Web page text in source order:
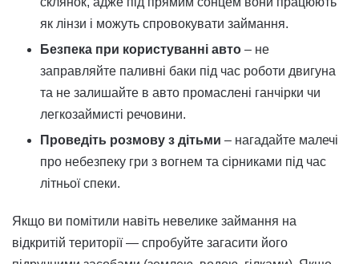
як лінзи і можуть спровокувати займання.
Безпека при користуванні авто – не
заправляйте паливні баки під час роботи двигуна
та не залишайте в авто промаслені ганчірки чи
легкозаймисті речовини.
Проведіть розмову з дітьми – нагадайте малечі
про небезпеку гри з вогнем та сірниками під час
літньої спеки.
Якщо ви помітили навіть невелике займання на
відкритій території — спробуйте загасити його